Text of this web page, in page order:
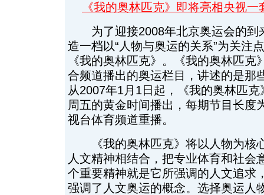
《我的奥林匹克》即将亮相央视一
为了迎接2008年北京奥运会的到
造一档以“人物与奥运的关系”为关注
《我的奥林匹克》。《我的奥林匹
合频道播出的奥运栏目，讲述的是那
从2007年1月1日起，《我的奥林匹
周五的黄金时间播出，每期节目长度
视台体育频道重播。
《我的奥林匹克》将以人物为核
人文精神相结合，把专业体育和社会
个重要精神就是它所强调的人文追求
强调了人文奥运的概念。选择奥运人